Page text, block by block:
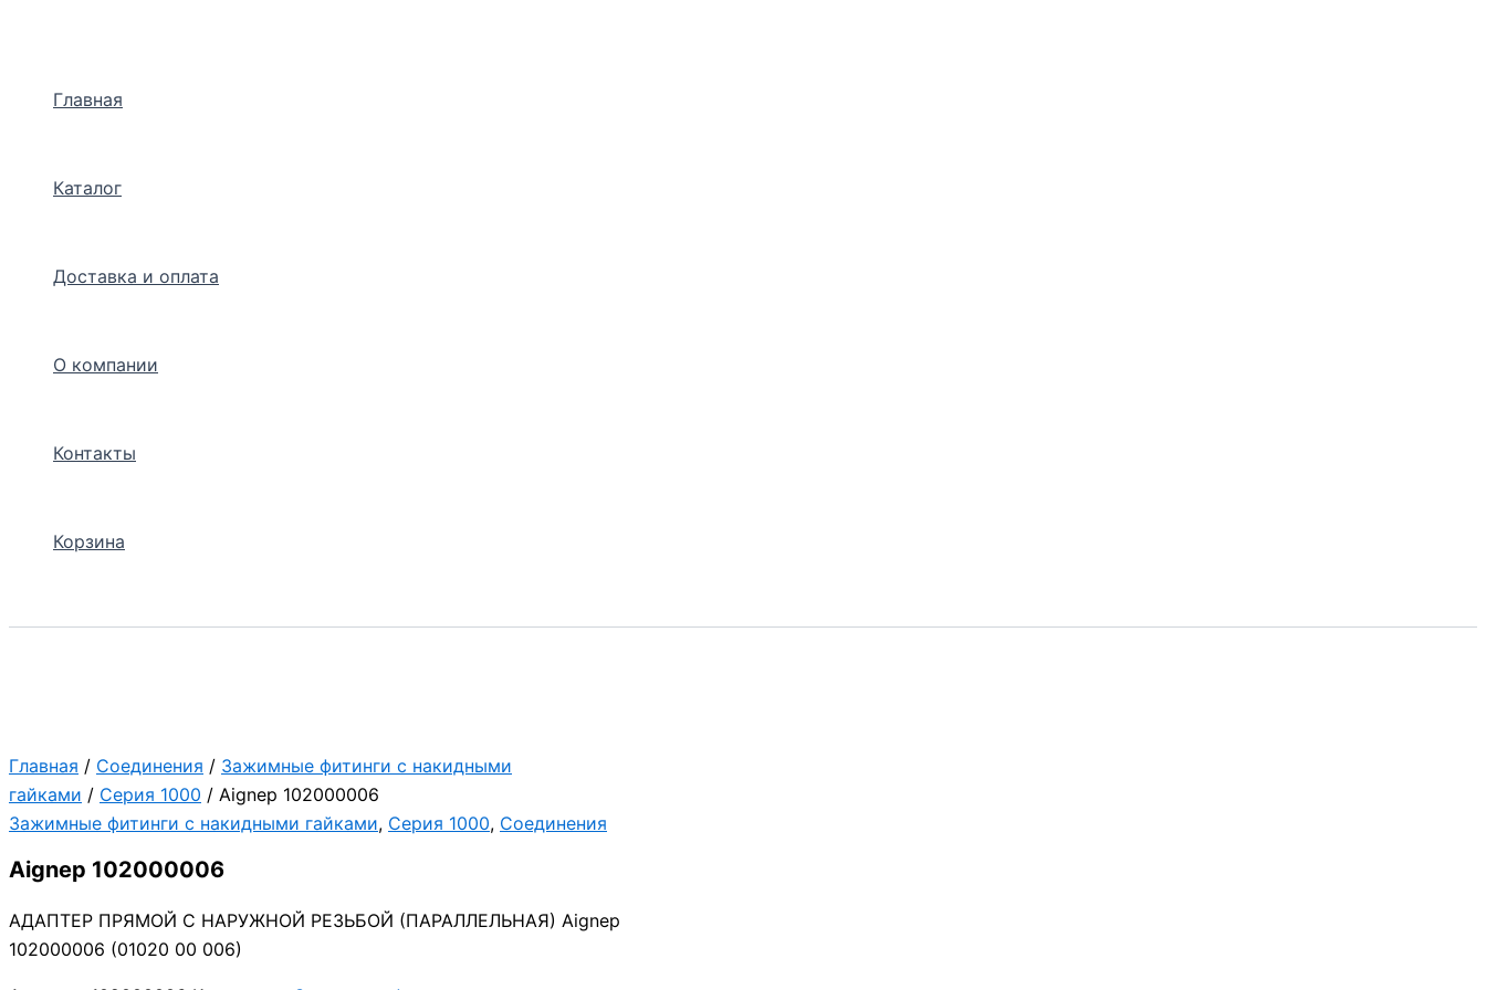
Главная
Каталог
Доставка и оплата
О компании
Контакты
Корзина
Главная / Соединения / Зажимные фитинги с накидными
гайками / Серия 1000 / Aignep 102000006
Зажимные фитинги с накидными гайками, Серия 1000, Соединения
Aignep 102000006
АДАПТЕР ПРЯМОЙ С НАРУЖНОЙ РЕЗЬБОЙ (ПАРАЛЛЕЛЬНАЯ) Aignep
102000006 (01020 00 006)